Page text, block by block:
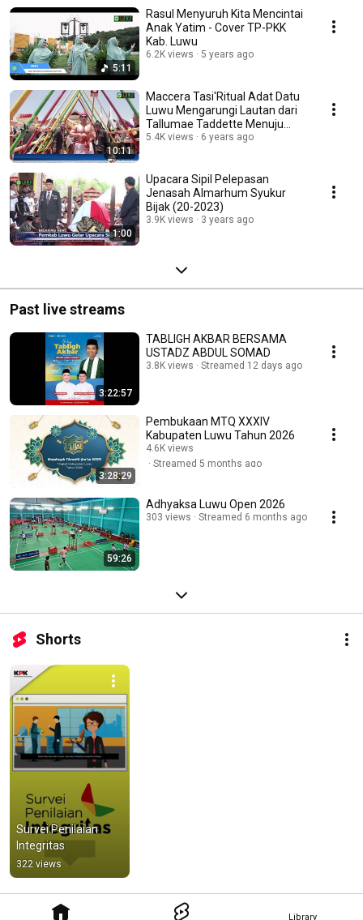
Library
5:11
Rasul Menyuruh Kita Mencintai
Anak Yatim - Cover TP-PKK
Kab. Luwu
6.2K views 5 years ago
10:11
Maccera Tasi'Ritual Adat Datu
Luwu Mengarungi Lautan dari
Tallumae Taddette Menuju
Pelabuhan Ulo Ul
5.4K views 6 years ago
1:00
Upacara Sipil Pelepasan
Jenasah Almarhum Syukur
Bijak (20-2023)
3.9K views 3 years ago
Past live streams
3:22:57
TABLIGH AKBAR BERSAMA
USTADZ ABDUL SOMAD
3.8K views Streamed 12 days ago
3:28:29
Pembukaan MTQ XXXIV
Kabupaten Luwu Tahun 2026
4.6K views
Streamed 5 months ago
59:26
Adhyaksa Luwu Open 2026
303 views Streamed 6 months ago
Shorts
Survei Penilaian
Integritas
322 views